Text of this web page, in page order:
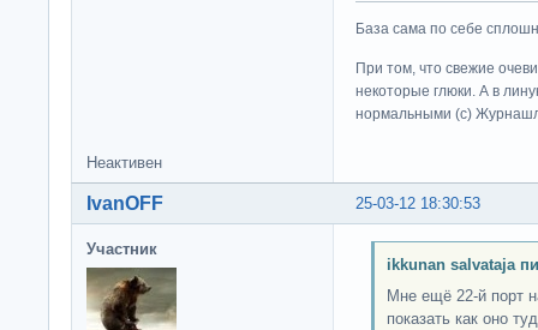
База сама по себе
При том, что свежие
некоторые глюки. А в
нормальными (c)
Неактивен
25-03-12 18:30:53
IvanOFF
Участник
ikkunan salvataja
Мне ещё 22-й порт
показать как оно